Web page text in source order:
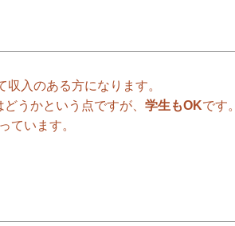
入のある方になります。
うかという点ですが、 学生もOKです。
ています。